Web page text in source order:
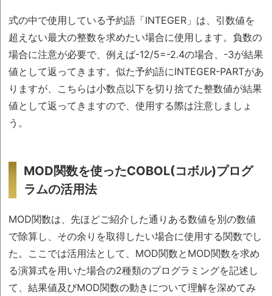
式の中で使用している予約語「INTEGER」は、引数値を
超えない最大の整数を求めたい場合に使用します。負数の
場合に注意が必要で、例えば-12/5=-2.4の場合、-3が結果
値として返ってきます。似た予約語にINTEGER-PARTがあ
りますが、こちらは小数点以下を切り捨てた整数値が結果
値として返ってきますので、使用する際は注意しましょ
う。
MOD関数を使ったCOBOL(コボル)プログ
ラムの活用法
MOD関数は、先ほどご紹介した通りある数値を別の数値
で除算し、その余りを取得したい場合に使用する関数でし
た。ここでは活用法として、MOD関数とMOD関数を求め
る演算式を用いた場合の2種類のプログラミングを記述し
て、結果値及びMOD関数の動きについて理解を深めてみ